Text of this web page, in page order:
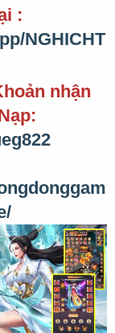
:
NGHICHT
nhận